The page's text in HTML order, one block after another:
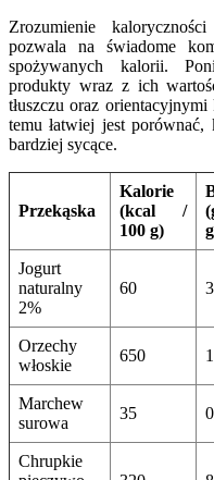
Zrozumienie
pozwala na świadome
spożywanych kalorii.
produkty wraz z ich
tłuszczu oraz
temu łatwiej jest
bardziej sycące.
Przekąska
Kalorie
(kcal /
100 g)
Jogurt
naturalny
2%
60
Orzechy
włoskie
650
Marchew
surowa
35
Chrupkie